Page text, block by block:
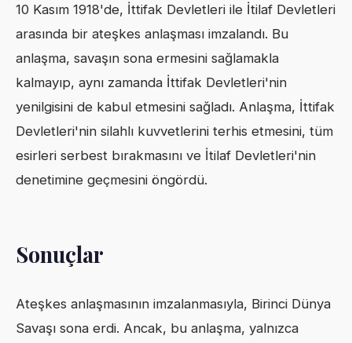
10 Kasım 1918'de, İttifak Devletleri ile İtilaf Devletleri
arasında bir ateşkes anlaşması imzalandı. Bu
anlaşma, savaşın sona ermesini sağlamakla
kalmayıp, aynı zamanda İttifak Devletleri'nin
yenilgisini de kabul etmesini sağladı. Anlaşma, İttifak
Devletleri'nin silahlı kuvvetlerini terhis etmesini, tüm
esirleri serbest bırakmasını ve İtilaf Devletleri'nin
denetimine geçmesini öngördü.
Sonuçlar
Ateşkes anlaşmasının imzalanmasıyla, Birinci Dünya
Savaşı sona erdi. Ancak, bu anlaşma, yalnızca